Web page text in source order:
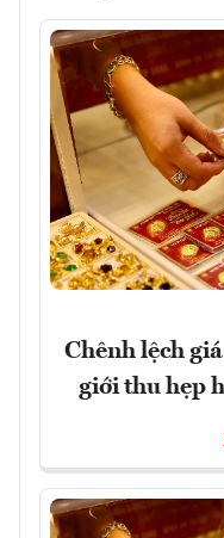
Chênh lệch
giới thu hẹp